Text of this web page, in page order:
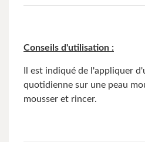
Conseils d'utilisation :
Il est indiqué de l'appliquer
quotidienne sur une peau
mousser et rincer.